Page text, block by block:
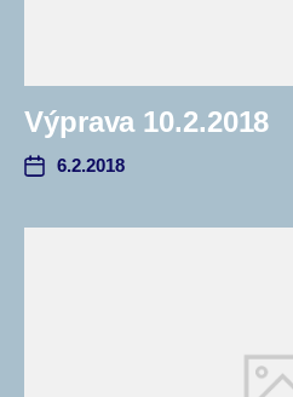
Výprava 10.2.2018
6.2.2018